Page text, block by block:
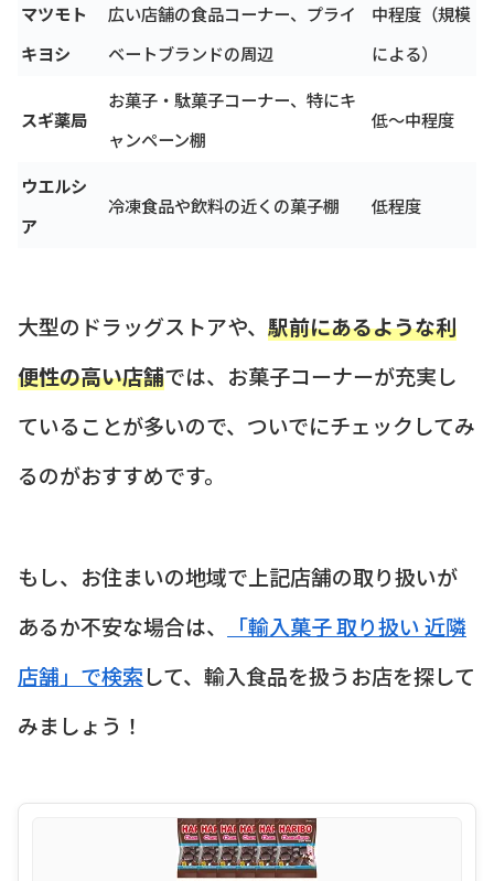
マツモト
キヨシ
広い店舗の食品コーナー、プライ
ベートブランドの周辺
中程度（規模
による）
スギ薬局
お菓子・駄菓子コーナー、特にキ
ャンペーン棚
低〜中程度
ウエルシ
ア
冷凍食品や飲料の近くの菓子棚 低程度
大型のドラッグストアや、 駅前にあるような利
便性の高い店舗では、お菓子コーナーが充実し
ていることが多いので、ついでにチェックしてみ
るのがおすすめです。
もし、お住まいの地域で上記店舗の取り扱いが
あるか不安な場合は、
「輸入菓子 取り扱い 近隣
店舗」で検索して、輸入食品を扱うお店を探して
みましょう！